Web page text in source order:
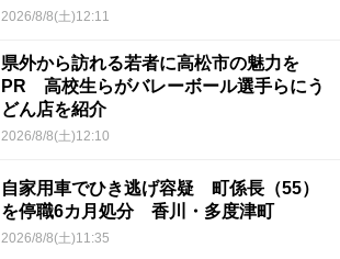
2026/8/8(土)12:11
県外から訪れる若者に高松市の魅力を
PR 高校生らがバレーボール選手らにう
どん店を紹介
2026/8/8(土)12:10
自家用車でひき逃げ容疑 町係長（55）
を停職6カ月処分 香川・多度津町
2026/8/8(土)11:35